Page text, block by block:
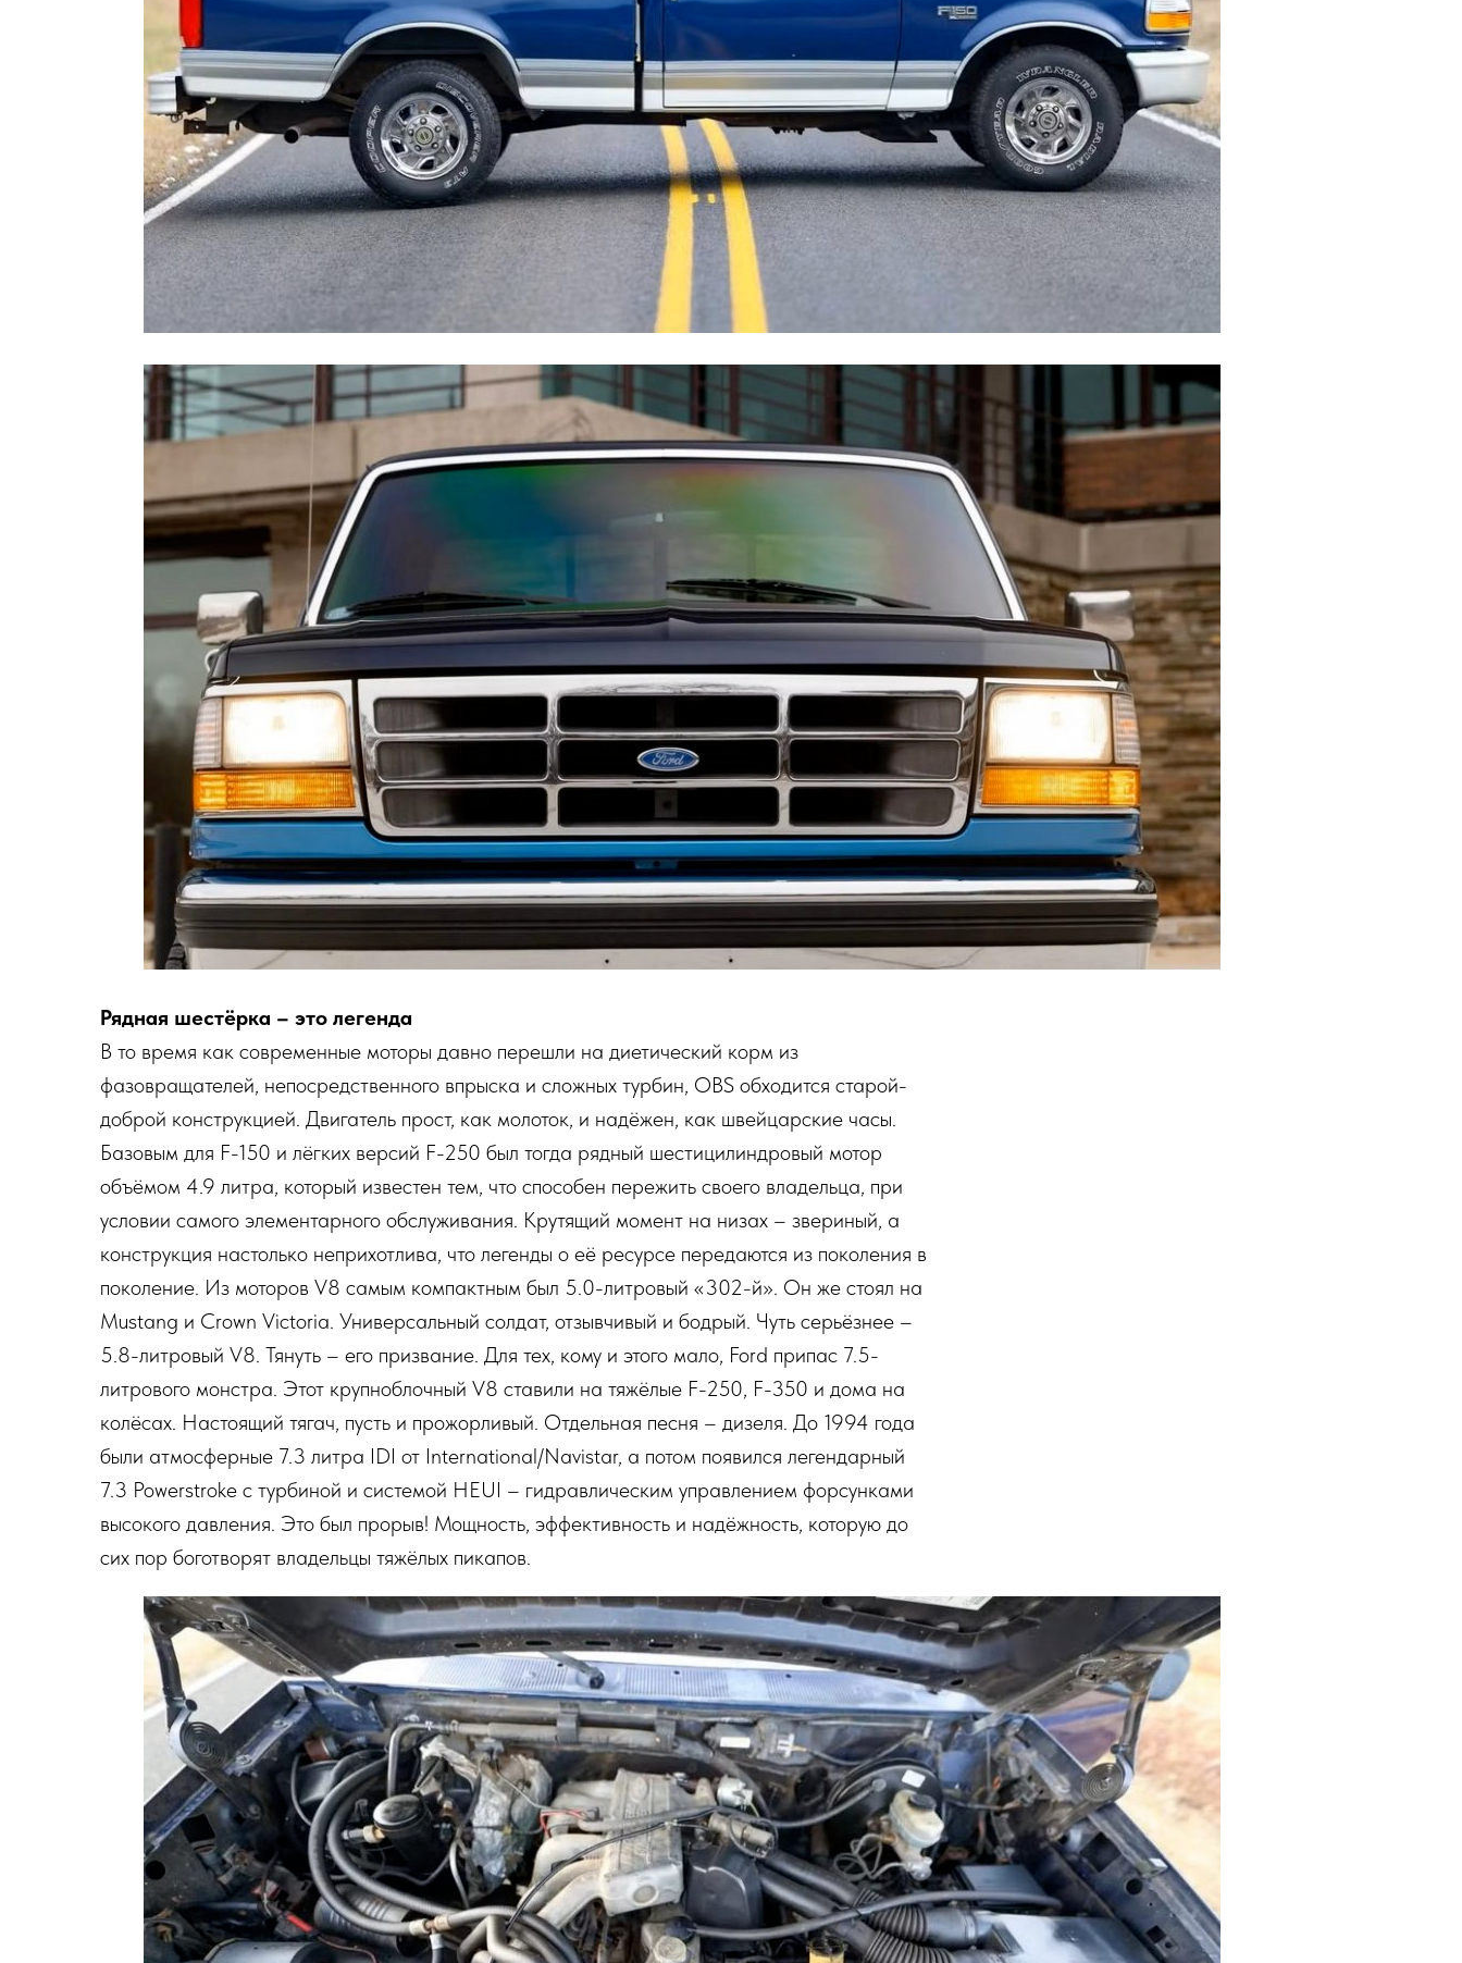
Рядная шестёрка – это легенда
В то время как современные моторы давно перешли на диетический корм из
фазовращателей, непосредственного впрыска и сложных турбин, OBS обходится старой-
доброй конструкцией. Двигатель прост, как молоток, и надёжен, как швейцарские часы.
Базовым для F-150 и лёгких версий F-250 был тогда рядный шестицилиндровый мотор
объёмом 4.9 литра, который известен тем, что способен пережить своего владельца, при
условии самого элементарного обслуживания. Крутящий момент на низах – звериный, а
конструкция настолько неприхотлива, что легенды о её ресурсе передаются из поколения в
поколение. Из моторов V8 самым компактным был 5.0-литровый «302-й». Он же стоял на
Mustang и Crown Victoria. Универсальный солдат, отзывчивый и бодрый. Чуть серьёзнее –
5.8-литровый V8. Тянуть – его призвание. Для тех, кому и этого мало, Ford припас 7.5-
литрового монстра. Этот крупноблочный V8 ставили на тяжёлые F-250, F-350 и дома на
колёсах. Настоящий тягач, пусть и прожорливый. Отдельная песня – дизеля. До 1994 года
были атмосферные 7.3 литра IDI от International/Navistar, а потом появился легендарный
7.3 Powerstroke с турбиной и системой HEUI – гидравлическим управлением форсунками
высокого давления. Это был прорыв! Мощность, эффективность и надёжность, которую до
сих пор боготворят владельцы тяжёлых пикапов.